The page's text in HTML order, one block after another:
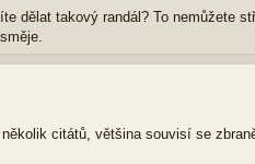
dělat takový randál? To nemůžete
citátů, většina souvisí se